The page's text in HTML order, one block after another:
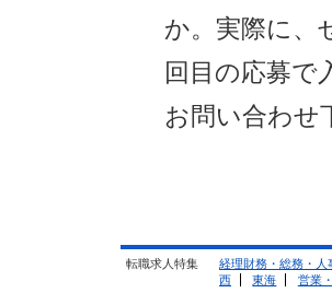
か。実際に、
回目の応募で
お問い合わせ
転職求人特集 経理財務・総務・人
西
東海
営業